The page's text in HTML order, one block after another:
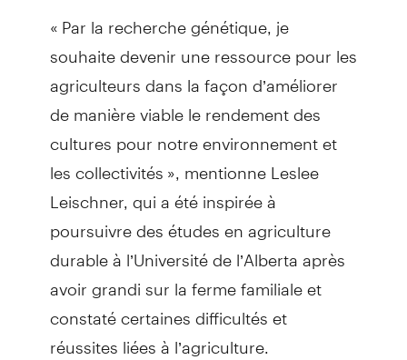
« Par la recherche génétique, je
souhaite devenir une ressource pour les
agriculteurs dans la façon d’améliorer
de manière viable le rendement des
cultures pour notre environnement et
les collectivités », mentionne Leslee
Leischner, qui a été inspirée à
poursuivre des études en agriculture
durable à l’Université de l’Alberta après
avoir grandi sur la ferme familiale et
constaté certaines difficultés et
réussites liées à l’agriculture.